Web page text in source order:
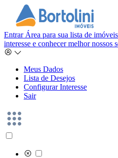
Entrar Área para sua lista de
interesse e conhecer melhor nossos
Meus Dados
Lista de Desejos
Configurar Interesse
Sair